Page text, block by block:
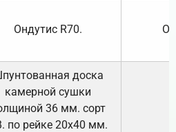
Ондутис R70.
доска
камерной сушки
36 мм. сорт
по рейке 20х40 мм.